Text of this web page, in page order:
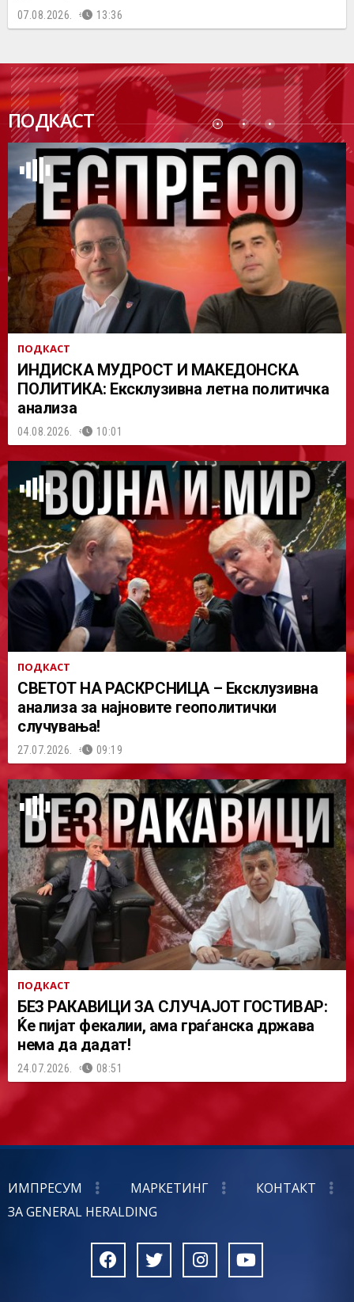
07.08.2026. 13:36
ПОДКАСТ
ПОДК
АСТ
ПОДКАСТ
ИНДИСКА МУДРОСТ И МАКЕДОНСКА
ПОЛИТИКА: Ексклузивна летна политичка
анализа
04.08.2026. 10:01
ПОДКАСТ
СВЕТОТ НА РАСКРСНИЦА – Ексклузивна
анализа за најновите геополитички
случувања!
27.07.2026. 09:19
ПОДКАСТ
БЕЗ РАКАВИЦИ ЗА СЛУЧАЈОТ ГОСТИВАР:
Ќе пијат фекалии, ама граѓанска држава
нема да дадат!
24.07.2026. 08:51
ИМПРЕСУМ МАРКЕТИНГ
КОНТАКТ
ЗА GENERAL HERALDING